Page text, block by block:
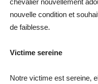
chevalier nouvellement
nouvelle condition et
de faiblesse.
Victime sereine
Notre victime est sereine,